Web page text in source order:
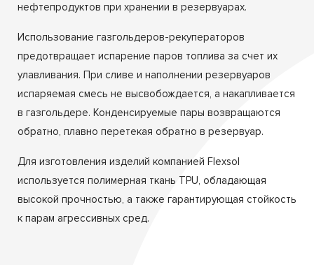
нефтепродуктов при хранении в резервуарах.
Использование газгольдеров-рекуператоров
предотвращает испарение паров топлива за счет их
улавливания. При сливе и наполнении резервуаров
испаряемая смесь не высвобождается, а накапливается
в газгольдере. Конденсируемые пары возвращаются
обратно, плавно перетекая обратно в резервуар.
Для изготовления изделий компанией Flexsol
используется полимерная ткань TPU, обладающая
высокой прочностью, а также гарантирующая стойкость
к парам агрессивных сред.